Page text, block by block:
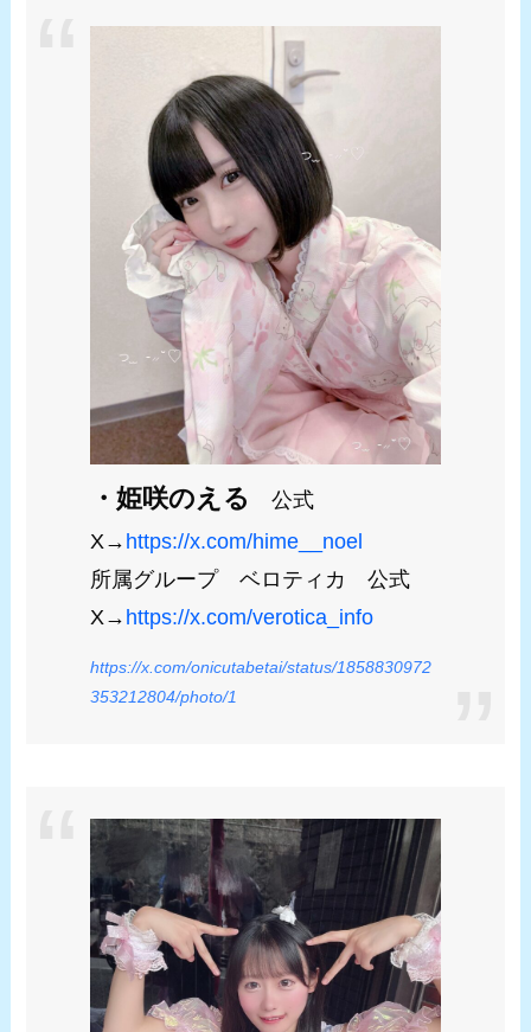
・姫咲のえる
公式
X→ https://x.com/hime__noel
所属グループ ベロティカ 公式
X→ https://x.com/verotica_info
https://x.com/onicutabetai/status/1858830972
353212804/photo/1